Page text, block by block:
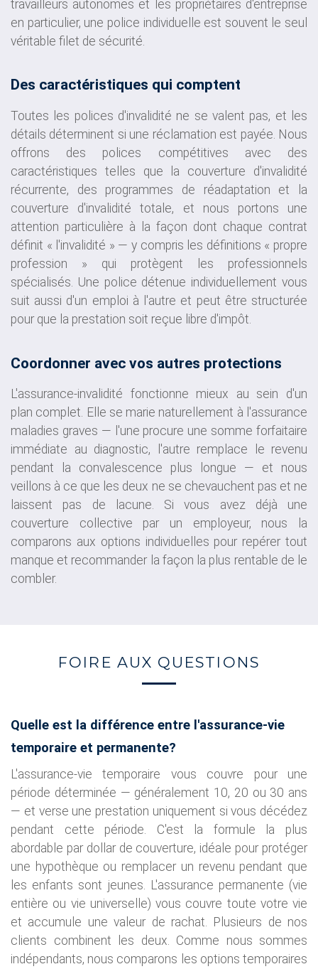
travailleurs autonomes et les propriétaires d'entreprise
en particulier, une police individuelle est souvent le seul
véritable filet de sécurité.
Des caractéristiques qui comptent
Toutes les polices d'invalidité ne se valent pas, et les
détails déterminent si une réclamation est payée. Nous
offrons des polices compétitives avec des
caractéristiques telles que la couverture d'invalidité
récurrente, des programmes de réadaptation et la
couverture d'invalidité totale, et nous portons une
attention particulière à la façon dont chaque contrat
définit « l'invalidité » — y compris les définitions « propre
profession » qui protègent les professionnels
spécialisés. Une police détenue individuellement vous
suit aussi d'un emploi à l'autre et peut être structurée
pour que la prestation soit reçue libre d'impôt.
Coordonner avec vos autres protections
L'assurance-invalidité fonctionne mieux au sein d'un
plan complet. Elle se marie naturellement à l'assurance
maladies graves — l'une procure une somme forfaitaire
immédiate au diagnostic, l'autre remplace le revenu
pendant la convalescence plus longue — et nous
veillons à ce que les deux ne se chevauchent pas et ne
laissent pas de lacune. Si vous avez déjà une
couverture collective par un employeur, nous la
comparons aux options individuelles pour repérer tout
manque et recommander la façon la plus rentable de le
combler.
FOIRE AUX QUESTIONS
Quelle est la différence entre l'assurance-vie
temporaire et permanente?
L'assurance-vie temporaire vous couvre pour une
période déterminée — généralement 10, 20 ou 30 ans
— et verse une prestation uniquement si vous décédez
pendant cette période. C'est la formule la plus
abordable par dollar de couverture, idéale pour protéger
une hypothèque ou remplacer un revenu pendant que
les enfants sont jeunes. L'assurance permanente (vie
entière ou vie universelle) vous couvre toute votre vie
et accumule une valeur de rachat. Plusieurs de nos
clients combinent les deux. Comme nous sommes
indépendants, nous comparons les options temporaires